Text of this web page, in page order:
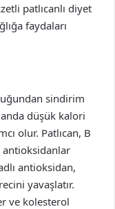
patlıcanlı diyet
faydaları
sindirim
düşük kalori
olur. Patlıcan, B
antioksidan,
yavaşlatır.
ve kolesterol